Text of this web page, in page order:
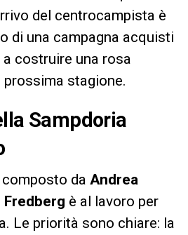
del centrocampista è
di una campagna acquisti
costruire una rosa
stagione.
Sampdoria
da Andrea
è al lavoro per
Le priorità sono chiare: la